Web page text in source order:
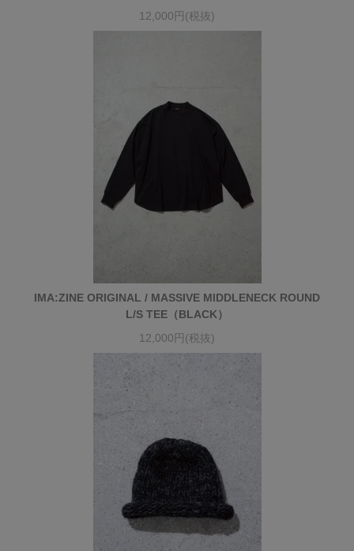
12,000円(税抜)
IMA:ZINE ORIGINAL / MASSIVE MIDDLENECK ROUND
L/S TEE（BLACK）
12,000円(税抜)